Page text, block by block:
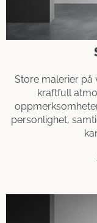
Store malerier på
kraftfull
personlighet,